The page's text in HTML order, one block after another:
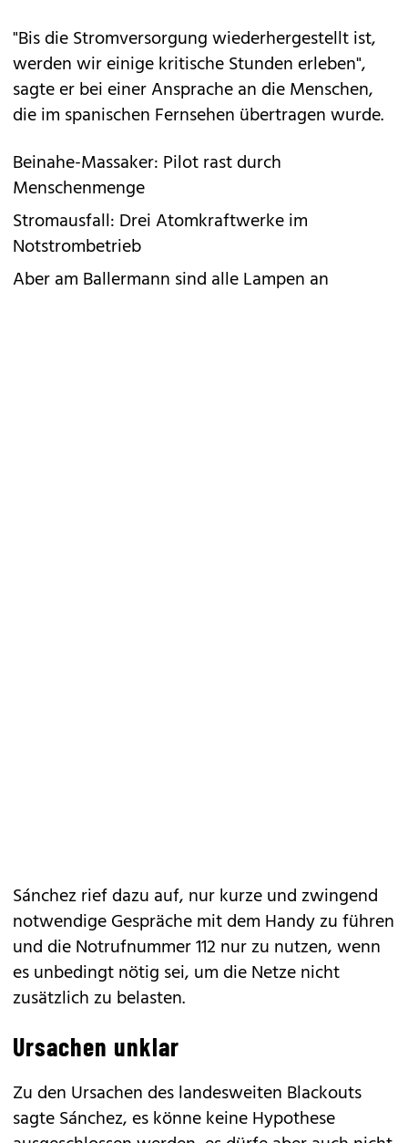
"Bis die Stromversorgung wiederhergestellt ist,
werden wir einige kritische Stunden erleben",
sagte er bei einer Ansprache an die Menschen,
die im spanischen Fernsehen übertragen wurde.
Beinahe-Massaker: Pilot rast durch
Menschenmenge
Stromausfall: Drei Atomkraftwerke im
Notstrombetrieb
Aber am Ballermann sind alle Lampen an
Sánchez rief dazu auf, nur kurze und zwingend
notwendige Gespräche mit dem Handy zu führen
und die Notrufnummer 112 nur zu nutzen, wenn
es unbedingt nötig sei, um die Netze nicht
zusätzlich zu belasten.
Ursachen unklar
Zu den Ursachen des landesweiten Blackouts
sagte Sánchez, es könne keine Hypothese